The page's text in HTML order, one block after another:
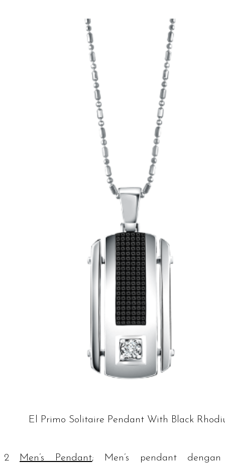
El Primo Solitaire Pendant With Black
2 Men’s Pendant; Men’s pendant dengan